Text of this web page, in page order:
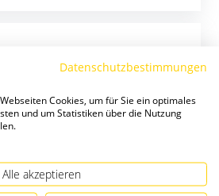
Datenschutzbestimmungen
Cookies, um für Sie ein optimales
und um Statistiken über die Nutzung
Alle akzeptieren